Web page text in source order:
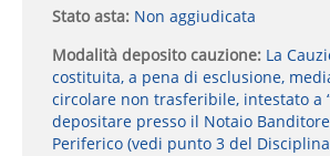
Stato asta: Non aggiudicata
Modalità deposito cauzione: La
costituita, a pena di esclusione,
circolare non trasferibile, intestato a
depositare presso il Notaio
Periferico (vedi punto 3 del